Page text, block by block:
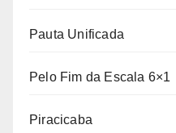
Pauta Unificada
Pelo Fim da Escala 6×1
Piracicaba